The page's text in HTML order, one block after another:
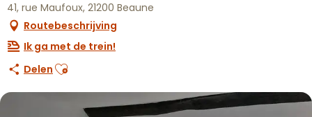
41, rue Maufoux, 21200 Beaune
Routebeschrijving
Ik ga met de trein!
Delen Ajouter aux favoris